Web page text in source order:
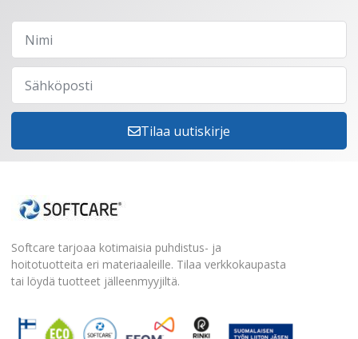
Tilaa uutiskirje
Softcare tarjoaa kotimaisia puhdistus- ja
hoitotuotteita eri materiaaleille. Tilaa verkkokaupasta
tai löydä tuotteet jälleenmyyjiltä.